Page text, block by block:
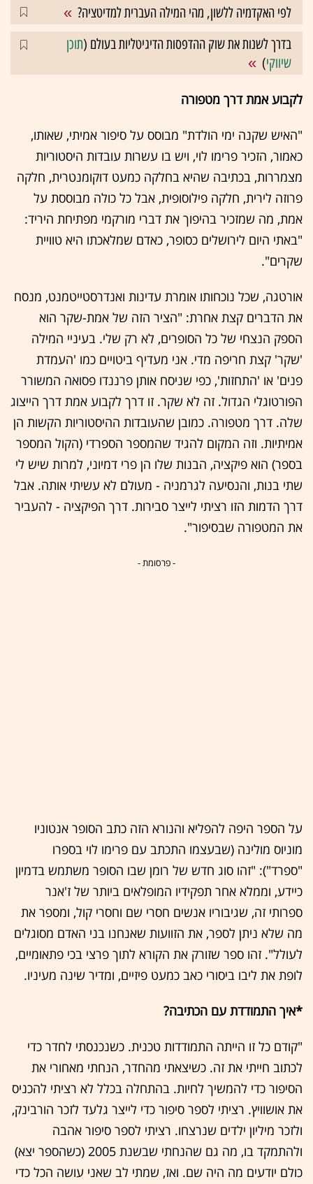
לפי האקדמיה ללשון, מהי המילה העברית למדיטציה?
בדרך לשנות את שוק ההדפסות הדיגיטליות בעולם (תוכן
שיווקי)
לקבוע אמת דרך מטפורה
"האיש שקנה ימי הולדת" מבוסס על סיפור אמיתי, שאותו,
כאמור, הזכיר פרימו לוי, ויש בו עשרות עובדות היסטוריות
מצמררות, בכתיבה שהיא בחלקה כמעט דוקומנטרית, חלקה
פרוזה לירית, חלקה פילוסופית, אבל כל כולה מבוססת על
אמת, מה שמזכיר בהיפוך את דברי מורקמי מפתיחת היריד:
"באתי היום לירושלים כסופר, כאדם שמלאכתו היא טוויית
שקרים".
אורטגה, שכל נוכחותו אומרת עדינות ואנדרסטייטמנט, מנסח
את הדברים קצת אחרת: "הציר הזה של אמת-שקר הוא
הספק הנצחי של כל הסופרים, לא רק שלי. בעיניי המילה
'שקר' קצת חריפה מדי. אני מעדיף ביטויים כמו 'העמדת
פנים' או 'התחזות', כפי שניסח אותן פרננדו פסואה המשורר
הפורטוגלי הגדול. זה לא שקר. זו דרך לקבוע אמת דרך הייצוג
שלה. דרך מטפורה. כמובן שהעובדות ההיסטוריות הקשות הן
אמיתיות. וזה המקום להגיד שהמספר הספרדי (הקול המספר
בספר) הוא פיקציה, הבנות שלו הן פרי דמיוני, למרות שיש לי
שתי בנות, והנסיעה לגרמניה - מעולם לא עשיתי אותה. אבל
דרך הדמות הזו רציתי לייצר סבירות. דרך הפיקציה - להעביר
את המטפורה שבסיפור".
- פרסומת -
על הספר היפה להפליא והנורא הזה כתב הסופר אנטוניו
מוניוס מולינה (שבעצמו התכתב עם פרימו לוי בספרו
"ספרד"): "זהו סוג חדש של רומן שבו הסופר משתמש בדמיון
כיידע, וממלא אחר תפקידיו המופלאים ביותר של ז'אנר
ספרותי זה, שגיבוריו אנשים חסרי שם וחסרי קול, ומספר את
מה שלא ניתן לספר, את הזוועות שאנחנו בני האדם מסוגלים
לעולל". זהו ספר שזורק את הקורא לתוך פרצי בכי פתאומיים,
לופת את ליבו ביסורי כאב כמעט פיזיים, ומדיר שינה מעיניו.
*איך התמודדת עם הכתיבה?
"קודם כל זו הייתה התמודדות טכנית. כשנכנסתי לחדר כדי
לכתוב חייתי את זה. כשיצאתי מהחדר, הנחתי מאחורי את
הסיפור כדי להמשיך לחיות. בהתחלה בכלל לא רציתי להכניס
את אושוויץ. רציתי לספר סיפור כדי לייצר גלעד לזכר הורבינק,
ולזכר מיליון ילדים שנרצחו. רציתי לספר סיפור אהבה
ולהתמקד בו, מה גם שהנחתי שבשנת 2005 (כשהספר יצא)
כולם יודעים מה היה שם. ואז, שמתי לב שאני עושה הכל כדי